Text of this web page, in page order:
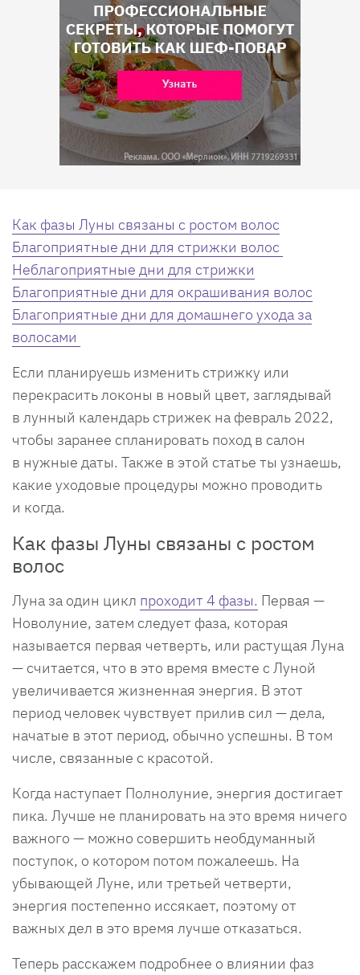
Как фазы Луны связаны с ростом волос
Благоприятные дни для стрижки волос
Неблагоприятные дни для стрижки
Благоприятные дни для окрашивания волос
Благоприятные дни для домашнего ухода за
волосами
Если планируешь изменить стрижку или
перекрасить локоны в новый цвет, заглядывай
в лунный календарь стрижек на февраль 2022,
чтобы заранее спланировать поход в салон
в нужные даты. Также в этой статье ты узнаешь,
какие уходовые процедуры можно проводить
и когда.
Как фазы Луны связаны с ростом
волос
Луна за один цикл проходит 4 фазы. Первая —
Новолуние, затем следует фаза, которая
называется первая четверть, или растущая Луна
— считается, что в это время вместе с Луной
увеличивается жизненная энергия. В этот
период человек чувствует прилив сил — дела,
начатые в этот период, обычно успешны. В том
числе, связанные с красотой.
Когда наступает Полнолуние, энергия достигает
пика. Лучше не планировать на это время ничего
важного — можно совершить необдуманный
поступок, о котором потом пожалеешь. На
убывающей Луне, или третьей четверти,
энергия постепенно иссякает, поэтому от
важных дел в это время лучше отказаться.
Теперь расскажем подробнее о влиянии фаз